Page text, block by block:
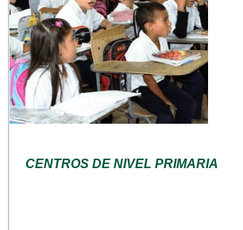
CENTROS DE NIVEL PRIMARIA